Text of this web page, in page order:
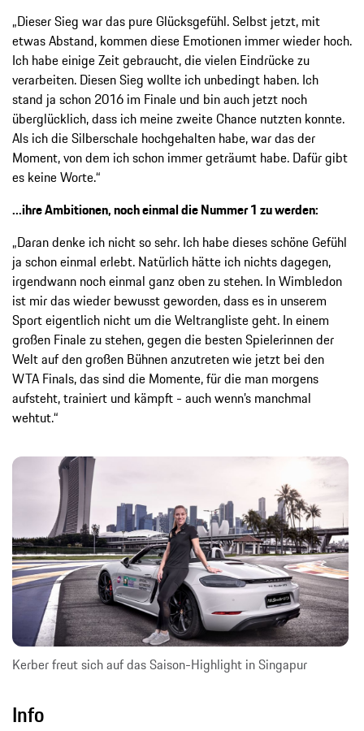
„Dieser Sieg war das pure Glücksgefühl. Selbst jetzt, mit
etwas Abstand, kommen diese Emotionen immer wieder hoch.
Ich habe einige Zeit gebraucht, die vielen Eindrücke zu
verarbeiten. Diesen Sieg wollte ich unbedingt haben. Ich
stand ja schon 2016 im Finale und bin auch jetzt noch
überglücklich, dass ich meine zweite Chance nutzten konnte.
Als ich die Silberschale hochgehalten habe, war das der
Moment, von dem ich schon immer geträumt habe. Dafür gibt
es keine Worte.“
...ihre Ambitionen, noch einmal die Nummer 1 zu werden:
„Daran denke ich nicht so sehr. Ich habe dieses schöne Gefühl
ja schon einmal erlebt. Natürlich hätte ich nichts dagegen,
irgendwann noch einmal ganz oben zu stehen. In Wimbledon
ist mir das wieder bewusst geworden, dass es in unserem
Sport eigentlich nicht um die Weltrangliste geht. In einem
großen Finale zu stehen, gegen die besten Spielerinnen der
Welt auf den großen Bühnen anzutreten wie jetzt bei den
WTA Finals, das sind die Momente, für die man morgens
aufsteht, trainiert und kämpft - auch wenn’s manchmal
wehtut.“
Kerber freut sich auf das Saison-Highlight in Singapur
Info